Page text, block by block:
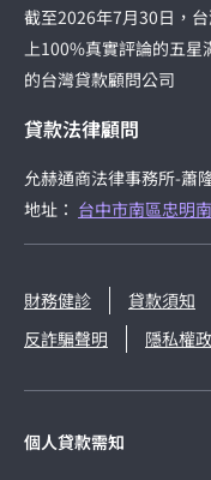
截至2026年7月30日，
上100%真實評論的五星
的台灣貸款顧問公司
貸款法律顧問
允赫通商法律事務所-蕭
地址： 台中市南區忠明
財務健診 貸款須知
反詐騙聲明
隱私權
個人貸款需知